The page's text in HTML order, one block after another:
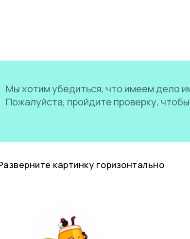
Мы хотим убедиться, что имеем дело
Пожалуйста, пройдите проверку,
картинку горизонтально